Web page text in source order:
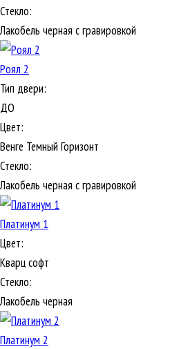
Стекло:
Лакобель черная с гравировкой
Роял 2
Тип двери:
ДО
Цвет:
Венге Темный Горизонт
Стекло:
Лакобель черная с гравировкой
Платинум 1
Цвет:
Кварц софт
Стекло:
Лакобель черная
Платинум 2